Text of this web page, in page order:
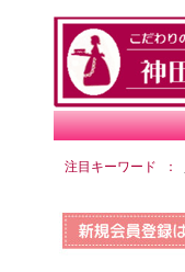
注目キーワード